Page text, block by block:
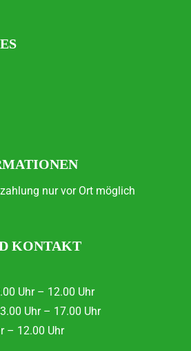
nur vor Ort möglich
KONTAKT
Uhr – 12.00 Uhr
Uhr – 17.00 Uhr
– 12.00 Uhr